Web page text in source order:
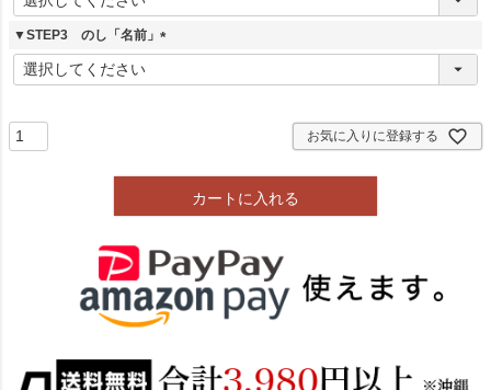
須
▼STEP3 のし「名前」
(
お気に入りに登録する
カートに入れる